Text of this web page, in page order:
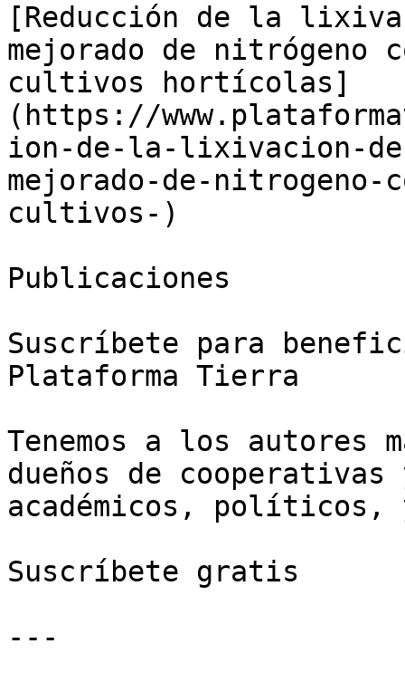
[Reducción de la
mejorado de nitrógeno
cultivos hortícolas]
(https://
ion-de-la-lixivacion-
mejorado-de-nitrogeno-
cultivos-)
Publicaciones
Suscríbete para
Plataforma Tierra
Tenemos a los autores
dueños de cooperativas
académicos, políticos,
Suscríbete gratis
---